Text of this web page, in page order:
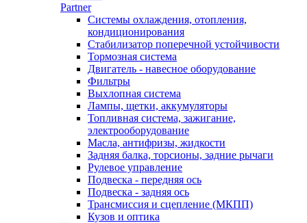
Partner
Системы охлаждения, отопления,
кондиционирования
Стабилизатор поперечной устойчивости
Тормозная система
Двигатель - навесное оборудование
Фильтры
Выхлопная система
Лампы, щетки, аккумуляторы
Топливная система, зажигание,
электрооборудование
Масла, антифризы, жидкости
Задняя балка, торсионы, задние рычаги
Рулевое управление
Подвеска - передняя ось
Подвеска - задняя ось
Трансмиссия и сцепление (МКПП)
Кузов и оптика